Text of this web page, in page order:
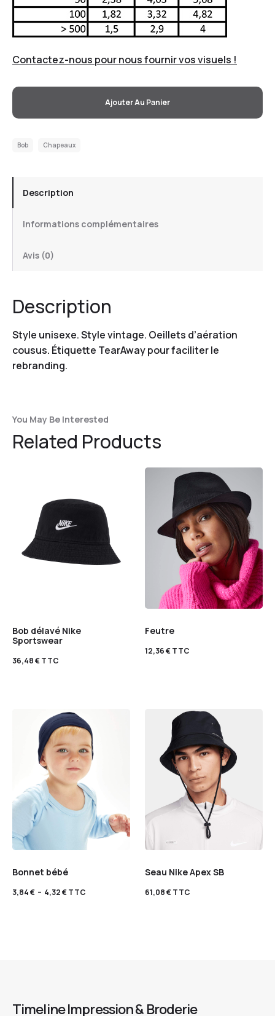
Contactez-nous pour nous fournir vos visuels !
Ajouter Au Panier
Bob Chapeaux
Description
Informations complémentaires
Avis (0)
Description
Style unisexe. Style vintage. Oeillets d’aération
cousus. Étiquette TearAway pour faciliter le
rebranding.
You May Be Interested
Related Products
Bob délavé Nike
Sportswear
36,48€TTC
Feutre
12,36€TTC
Bonnet bébé
3,84€ – 4,32€TTC
Seau Nike Apex SB
61,08€TTC
Timeline Impression & Broderie